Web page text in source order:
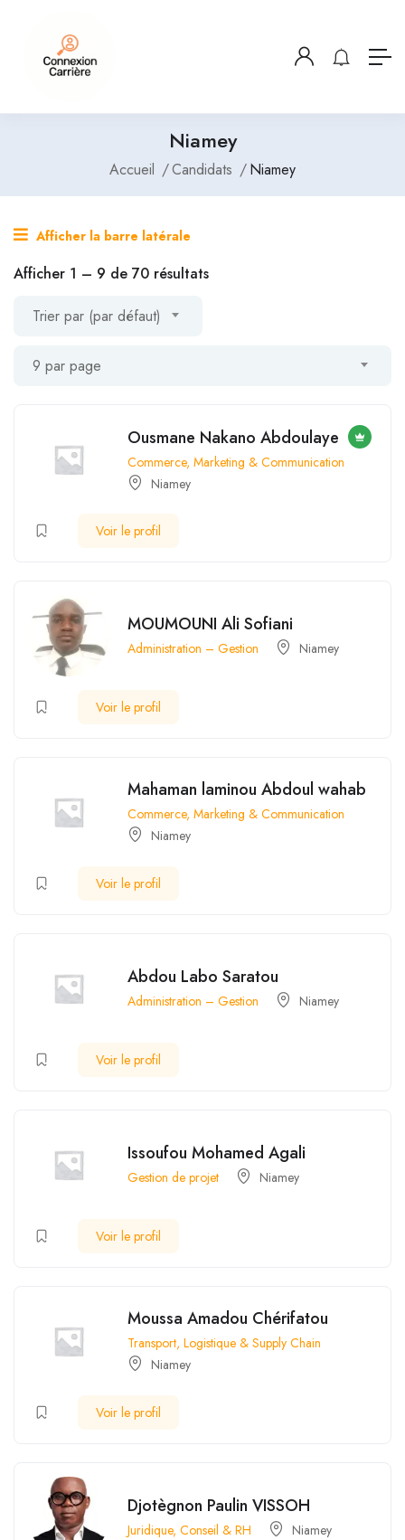
Niamey
Accueil Candidats Niamey
Afficher la barre latérale
Afficher 1 – 9 de 70 résultats
Trier par (par défaut)
9 par page
Ousmane Nakano Abdoulaye
Commerce, Marketing & Communication
Niamey
Voir le profil
MOUMOUNI Ali Sofiani
Administration – Gestion Niamey
Voir le profil
Mahaman laminou Abdoul wahab
Commerce, Marketing & Communication
Niamey
Voir le profil
Abdou Labo Saratou
Administration – Gestion Niamey
Voir le profil
Issoufou Mohamed Agali
Gestion de projet Niamey
Voir le profil
Moussa Amadou Chérifatou
Transport, Logistique & Supply Chain
Niamey
Voir le profil
Djotègnon Paulin VISSOH
Juridique, Conseil & RH Niamey